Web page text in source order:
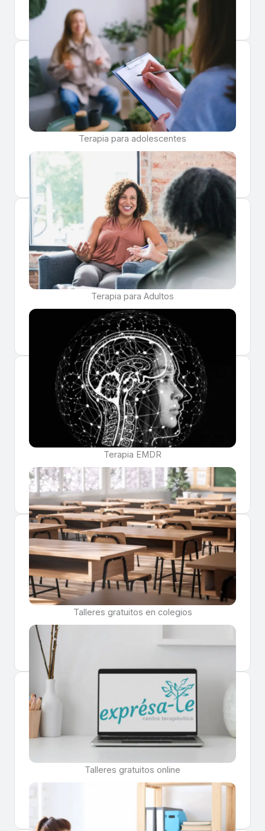
Saber más
Terapia para adolescentes
Saber más
Terapia para Adultos
Saber más
Terapia EMDR
Saber más
Talleres gratuitos en colegios
Talleres gratuitos online